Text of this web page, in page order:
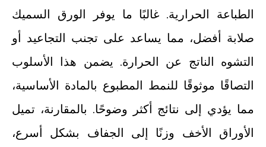
الطباعة الحرارية. غالبًا ما يوفر الورق السميك
صلابة أفضل، مما يساعد على تجنب التجاعيد أو
التشوه الناتج عن الحرارة. يضمن هذا الأسلوب
التصاقًا موثوقًا للنمط المطبوع بالمادة الأساسية،
مما يؤدي إلى نتائج أكثر وضوحًا. بالمقارنة، تميل
الأوراق الأخف وزنًا إلى الجفاف بشكل أسرع،